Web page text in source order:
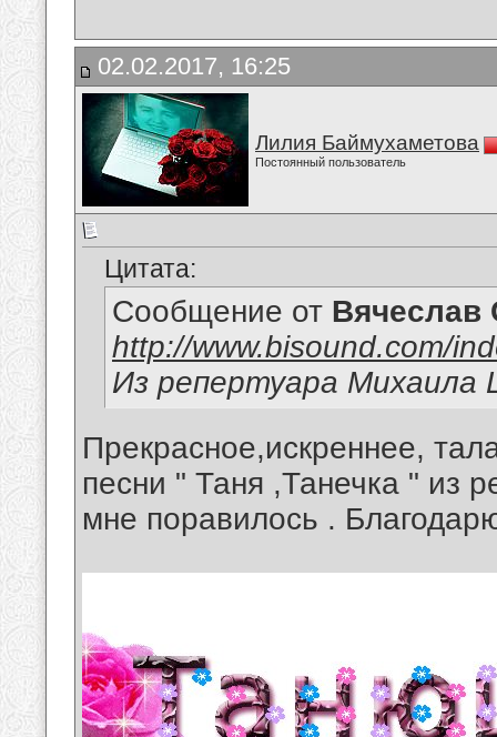
02.02.2017, 16:25
Лилия Баймухаметова
Постоянный пользователь
Цитата:
Сообщение от Вячеслав
http://www.bisound.com/
Из репертуара Михаила
Прекрасное,искреннее,
песни " Таня ,Танечка " из
мне поравилось .